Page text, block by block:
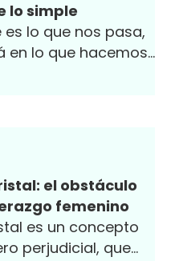
lo simple
lo que nos pasa,
en lo que hacemos
el obstáculo
femenino
es un concepto
perjudicial, que